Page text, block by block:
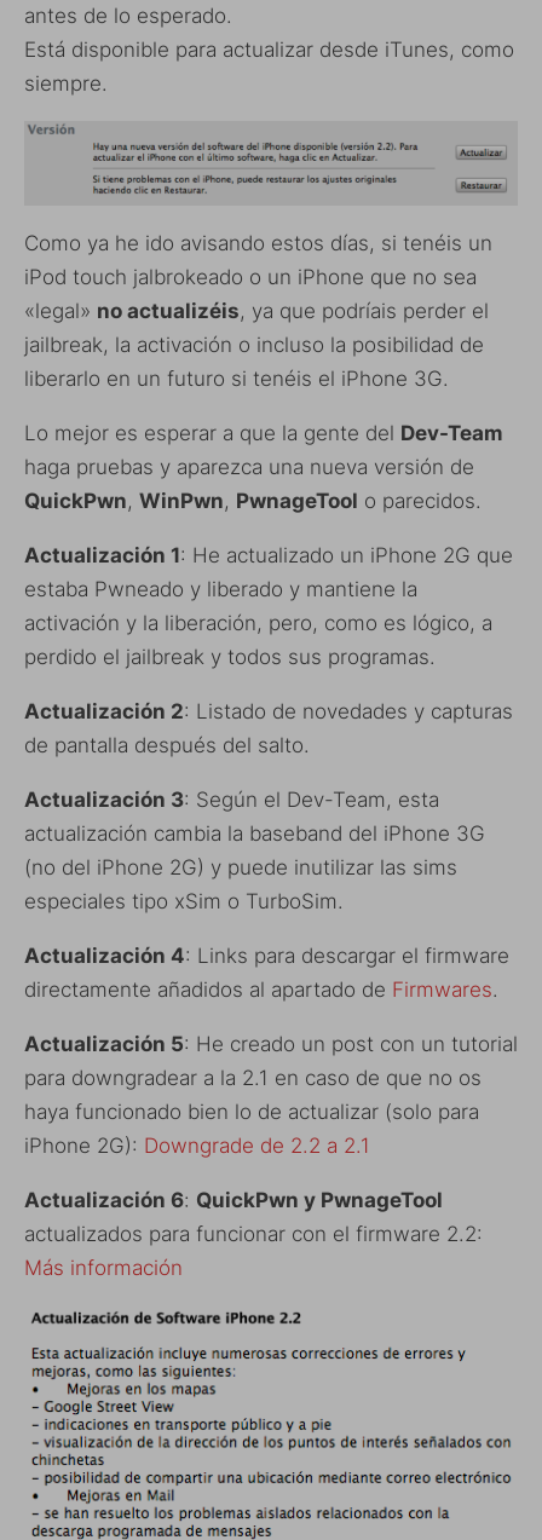
antes de lo esperado.
Está disponible para actualizar desde iTunes, como
siempre.
Como ya he ido avisando estos días, si tenéis un
iPod touch jalbrokeado o un iPhone que no sea
«legal» no actualizéis, ya que podríais perder el
jailbreak, la activación o incluso la posibilidad de
liberarlo en un futuro si tenéis el iPhone 3G.
Lo mejor es esperar a que la gente del Dev-Team
haga pruebas y aparezca una nueva versión de
QuickPwn, WinPwn, PwnageTool o parecidos.
Actualización 1: He actualizado un iPhone 2G que
estaba Pwneado y liberado y mantiene la
activación y la liberación, pero, como es lógico, a
perdido el jailbreak y todos sus programas.
Actualización 2: Listado de novedades y capturas
de pantalla después del salto.
Actualización 3: Según el Dev-Team, esta
actualización cambia la baseband del iPhone 3G
(no del iPhone 2G) y puede inutilizar las sims
especiales tipo xSim o TurboSim.
Actualización 4: Links para descargar el firmware
directamente añadidos al apartado de Firmwares.
Actualización 5: He creado un post con un tutorial
para downgradear a la 2.1 en caso de que no os
haya funcionado bien lo de actualizar (solo para
iPhone 2G): Downgrade de 2.2 a 2.1
Actualización 6: QuickPwn y PwnageTool
actualizados para funcionar con el firmware 2.2:
Más información